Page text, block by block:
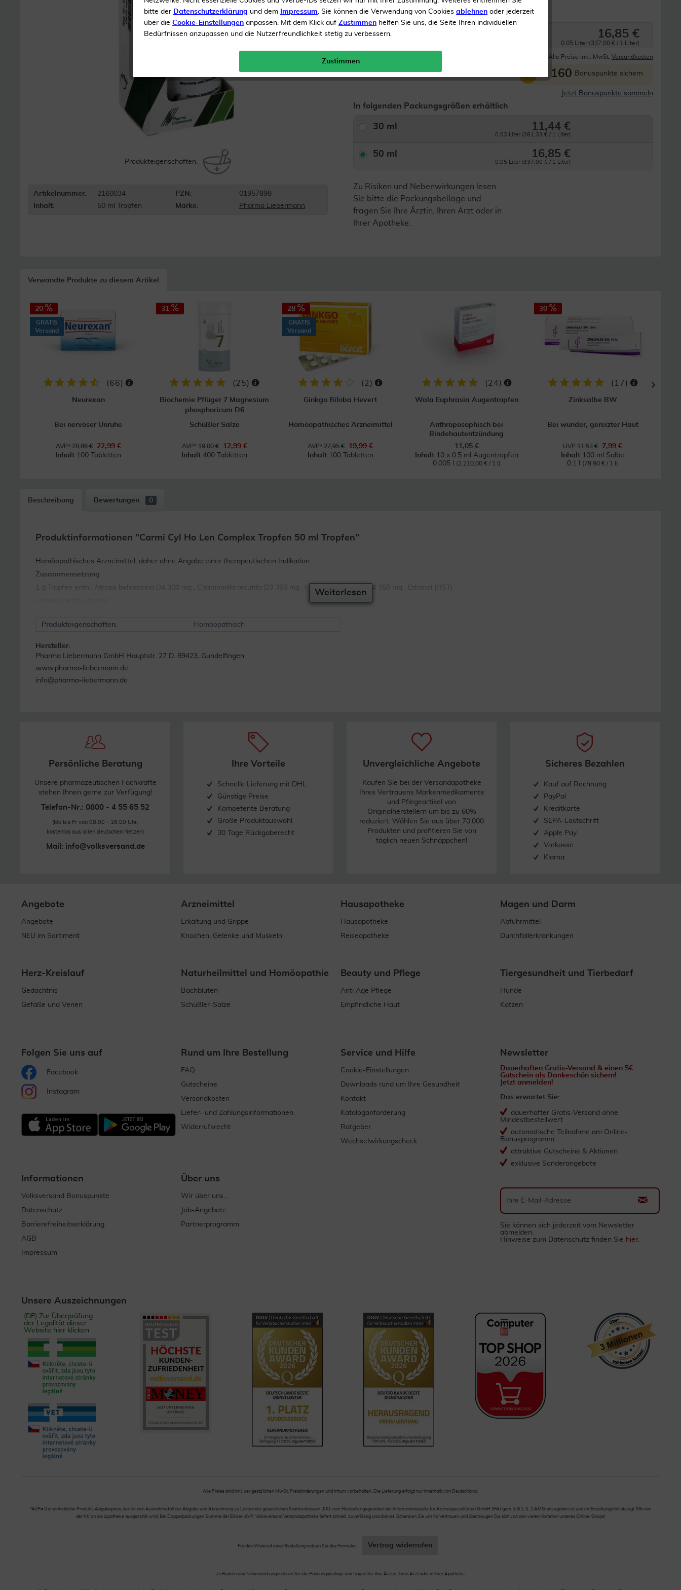
Arzneimittel
Produkteigenschaften:
Artikelnummer: 2160034 PZN:
01957898
Inhalt:
50 ml Tropfen Marke: Pharma Liebermann
Inhalt50 ml Tropfen 16,85 €
0.05 Liter (337,00 € / 1 Liter)
Alle Preise inkl. MwSt. Versandkosten
P 160 Bonuspunkte sichern
Jetzt Bonuspunkte sammeln
In folgenden Packungsgrößen erhältlich
30 ml 11,44 €
0.03 Liter (381,33 € / 1 Liter)
50 ml 16,85 €
0.05 Liter (337,00 € / 1 Liter)
Zu Risiken und Nebenwirkungen lesen
Sie bitte die Packungsbeilage und
fragen Sie Ihre Ärztin, Ihren Arzt oder in
Ihrer Apotheke.
Verwandte Produkte zu diesem Artikel
20
GRATIS
Versand
(66)
Neurexan
Bei nervöser Unruhe
AVP* 28,86 €
22,99 €
Inhalt 100 Tabletten
31
(25)
Biochemie Pflüger 7 Magnesium
phosphoricum D6
Schüßler Salze
AVP* 19,00 €
12,99 €
Inhalt 400 Tabletten
28
GRATIS
Versand
(2 )
Ginkgo Biloba Hevert
Homöopathisches Arzneimittel
AVP* 27,95 €
19,99 €
Inhalt 100 Tabletten
(24)
Wala Euphrasia Augentropfen
Anthroposophisch bei
Bindehautentzündung
11,05 €
Inhalt 10 x 0.5 ml Augentropfen
0.005 l
(2.210,00 € / 1 l)
30
( 17 )
Zinksalbe BW
Bei wunder, gereizter Haut
UVP 11,53 €
7,99 €
Inhalt 100 ml Salbe
0.1 l
(79,90 € / 1 l)
Beschreibung Bewertungen 0
Produktinformationen "Carmi Cyl Ho Len Complex Tropfen 50 ml Tropfen"
Homöopathisches Arzneimittel, daher ohne Angabe einer therapeutischen Indikation.
Zusammensetzung
1 g Tropfen enth.: Atropa belladonna D4 300 mg , Chamomilla recutita D3 350 mg , Hyoscyamus niger D4 350 mg , Ethanol (HST)
Weiterlesen
Produkteigenschaften: Homöopathisch
Hersteller:
Pharma Liebermann GmbH Hauptstr. 27 D. 89423, Gundelfingen
www.pharma-liebermann.de
info@pharma-liebermann.de
Persönliche Beratung
Unsere pharmazeutischen Fachkräfte
stehen Ihnen gerne zur Verfügung!
Telefon-Nr.: 0800 - 4 55 65 52
(Mo bis Fr von 08.00 - 16.00 Uhr,
kostenlos aus allen deutschen Netzen)
Mail: info@volksversand.de
Ihre Vorteile
Schnelle Lieferung mit DHL
Günstige Preise
Kompetente Beratung
Große Produktauswahl
30 Tage Rückgaberecht
Unvergleichliche Angebote
Kaufen Sie bei der Versandapotheke
Ihres Vertrauens Markenmedikamente
und Pflegeartikel von
Originalherstellern um bis zu 60%
reduziert. Wählen Sie aus über 70.000
Produkten und profitieren Sie von
täglich neuen Schnäppchen!
Sicheres Bezahlen
Kauf auf Rechnung
PayPal
Kreditkarte
SEPA-Lastschrift
Apple Pay
Vorkasse
Klarna
Angebote
Angebote
NEU im Sortiment
Arzneimittel
Erkältung und Grippe
Knochen, Gelenke und Muskeln
Hausapotheke
Hausapotheke
Reiseapotheke
Magen und Darm
Abführmittel
Durchfallerkrankungen
Herz-Kreislauf
Gedächtnis
Gefäße und Venen
Naturheilmittel und Homöopathie
Bachblüten
Schüßler-Salze
Beauty und Pflege
Anti Age Pflege
Empfindliche Haut
Tiergesundheit und Tierbedarf
Hunde
Katzen
Folgen Sie uns auf
Facebook
Instagram
Rund um Ihre Bestellung
FAQ
Gutscheine
Versandkosten
Liefer- und Zahlungsinformationen
Widerrufsrecht
Service und Hilfe
Cookie-Einstellungen
Downloads rund um Ihre Gesundheit
Kontakt
Kataloganforderung
Ratgeber
Wechselwirkungscheck
Informationen
Volksversand Bonuspunkte
Datenschutz
Barrierefreiheitserklärung
AGB
Impressum
Über uns
Wir über uns...
Job-Angebote
Partnerprogramm
Newsletter
Dauerhaften Gratis-Versand & einen 5€
Gutschein als Dankeschön sichern!
Jetzt anmelden!
Das erwartet Sie:
dauerhafter Gratis-Versand ohne
Mindestbestellwert
automatische Teilnahme am Online-
Bonusprogramm
attraktive Gutscheine & Aktionen
exklusive Sonderangebote
Sie können sich jederzeit vom Newsletter
abmelden.
Hinweise zum Datenschutz finden Sie hier
Unsere Auszeichnungen
(DE) Zur Überprüfung
der Legalität dieser
Website hier klicken
Alle Preise sind inkl. der gestzlichen MwSt. Preisänderungen und Irrtum vorbehalten. Die Lieferung erfolgt nur innerhalb von Deutschland.
*AVP= Der einheitliche Produkt-Abgabepreis, der für den Ausnahmefall der Abgabe und Abrechnung zu Lasten der gesetzlichen Krankenkassen (KK) vom Hersteller gegenüber der Informationsstelle für Arzneispezialitäten GmbH (IFA) gem. § III 1, S. 2 AMG anzugeben ist und im Erstattungsfall abzügl. 5% von
der KK an die Apotheke ausgezahlt wird. Bei Doppelpackungen Summe der Einzel-AVP. Volksversand Versandapotheke liefert schnell, zuverlässig und diskret. Schenken Sie uns Ihr Vertrauen und überzeugen Sie sich von den vielen Vorteilen unseres Online-Shops!
Für den Widerruf einer Bestellung nutzen Sie das Formular: Vertrag widerrufen
Zu Risiken und Nebenwirkungen lesen Sie die Packungsbeilage und fragen Sie Ihre Ärztin, Ihren Arzt oder in Ihrer Apotheke.
bitte der Datenschutzerklärung und dem Impressum. Sie können die Verwendung von Cookies ablehnen oder jederzeit
über die Cookie-Einstellungen anpassen. Mit dem Klick auf Zustimmen helfen Sie uns, die Seite Ihren individuellen
Bedürfnissen anzupassen und die Nutzerfreundlichkeit stetig zu verbessern.
Zustimmen